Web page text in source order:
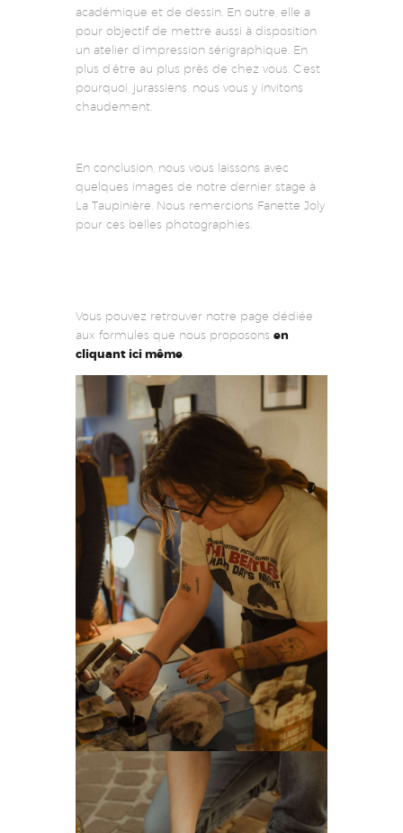
académique et de dessin. En outre, elle a
pour objectif de mettre aussi à disposition
un atelier d’impression sérigraphique. En
plus d’être au plus près de chez vous. C’est
pourquoi, jurassiens, nous vous y invitons
chaudement.
En conclusion, nous vous laissons avec
quelques images de notre dernier stage à
La Taupinière. Nous remercions Fanette Joly
pour ces belles photographies.
Vous pouvez retrouver notre page dédiée
aux formules que nous proposons en
cliquant ici même